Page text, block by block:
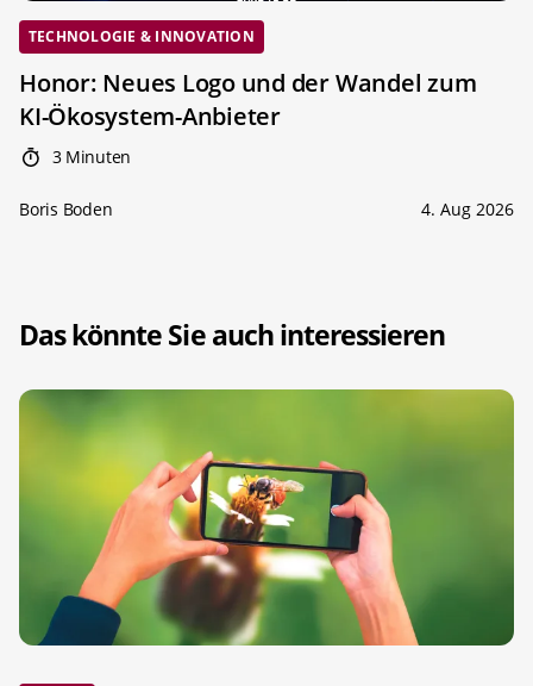
TECHNOLOGIE & INNOVATION
Honor: Neues Logo und der Wandel zum
KI-Ökosystem-Anbieter
3 Minuten
Boris Boden 4. Aug 2026
Das könnte Sie auch interessieren